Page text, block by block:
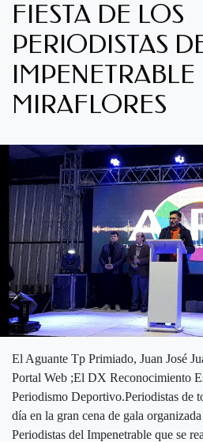
FIESTA DE LOS
PERIODISTAS
IMPENETRABLE
MIRAFLORES
El Aguante Tp Primiado, Juan José
Portal Web ;El DX Reconocimiento
Periodismo Deportivo.Periodistas de
día en la gran cena de gala
Periodistas del Impenetrable que se